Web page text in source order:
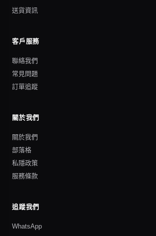
送貨資訊
客戶服務
聯絡我們
常見問題
訂單追蹤
關於我們
關於我們
部落格
私隱政策
服務條款
追蹤我們
WhatsApp